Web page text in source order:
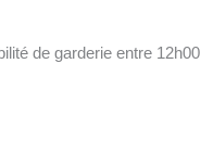
de garderie entre 12h00